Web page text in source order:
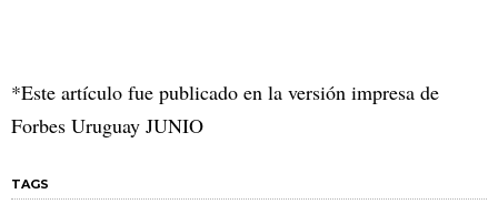
*Este artículo fue publicado en la versión impresa de
Forbes Uruguay JUNIO
TAGS